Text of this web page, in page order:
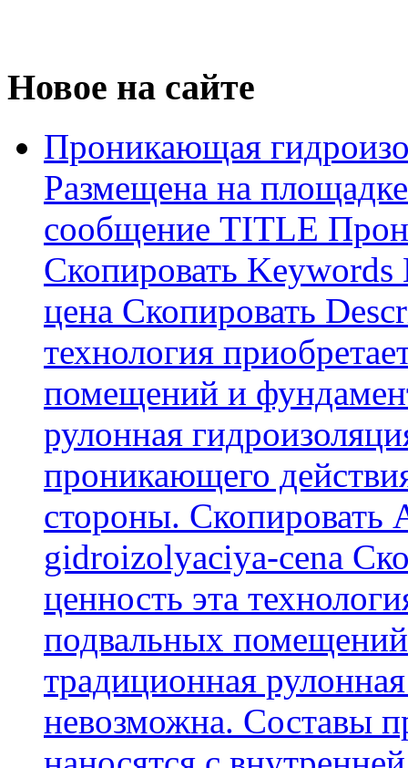
Новое на сайте
Проникающая
Размещена на
сообщение TITLE
Скопировать
цена Скопировать
технология
помещений и
рулонная
проникающего
стороны. Скопировать
gidroizolyaciya-cena
ценность эта
подвальных
традиционная
невозможна. Составы